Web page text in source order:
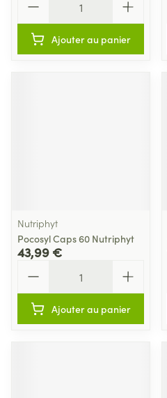
Ajouter au panier
Nutriphyt
Pocosyl Caps 60 Nutriphyt
43,99 €
Ajouter au panier